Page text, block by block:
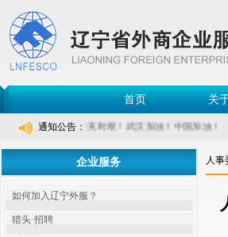
首页 关
通知公告：
凝心聚力，共克时艰！武汉加油！中国加油！
企业服务
如何加入辽宁外服？
猎头·招聘
人事